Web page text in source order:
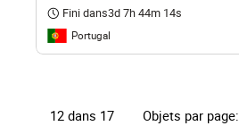
Fini dans3d 7h 44m 13s
Portugal
12 dans 17 Objets par page: